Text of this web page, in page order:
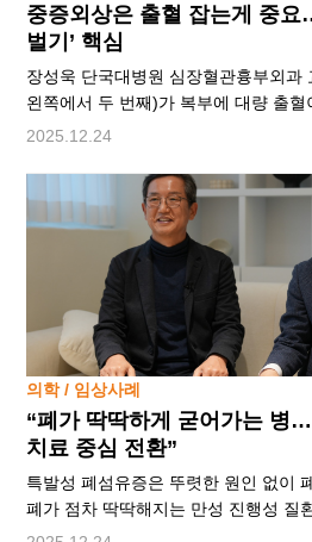
중증외상은 출혈 잡는게 중요
벌기’ 핵심
장성욱 단국대병원 심장혈관흉부외과
왼쪽에서 두 번째)가 복부에 대량 출혈
있는 대동맥 내 풍선폐쇄소생술(레보
빠진 중증 외상 환자의 가슴을 열지
풍선을 삽입해 복강내 출혈을 일시적
대동맥 내 풍선폐쇄소생술인 ‘레보아
짧게 지나가는 장면이지만 실제 의료
가르는 중요한 치료로 자리 잡고 있다.
2025.12.24
의학 / 임상사례
“폐가 딱딱하게 굳어가는 병
치료 중심 전환”
특발성 폐섬유증은 뚜렷한 원인 없이
폐가 점차 딱딱해지는 만성 진행성 질
10명 정도 생기는 희귀난치성 질환이